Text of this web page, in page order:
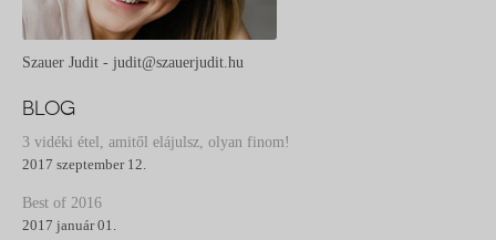
Szauer Judit - judit@szauerjudit.hu
BLOG
3 vidéki étel, amitől elájulsz, olyan finom!
2017 szeptember 12.
Best of 2016
2017 január 01.